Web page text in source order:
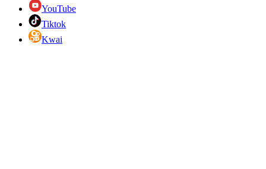
YouTube
Tiktok
Kwai